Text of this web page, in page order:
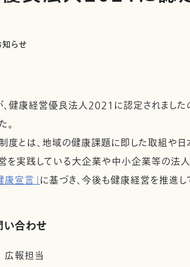
知らせ
健康経営優良法人2021に認定されました
。
とは、地域の健康課題に即した取組や
実践している大企業や中小企業等の法人
康宣言」に基づき、今後も健康経営を推進し
い合わせ
報担当